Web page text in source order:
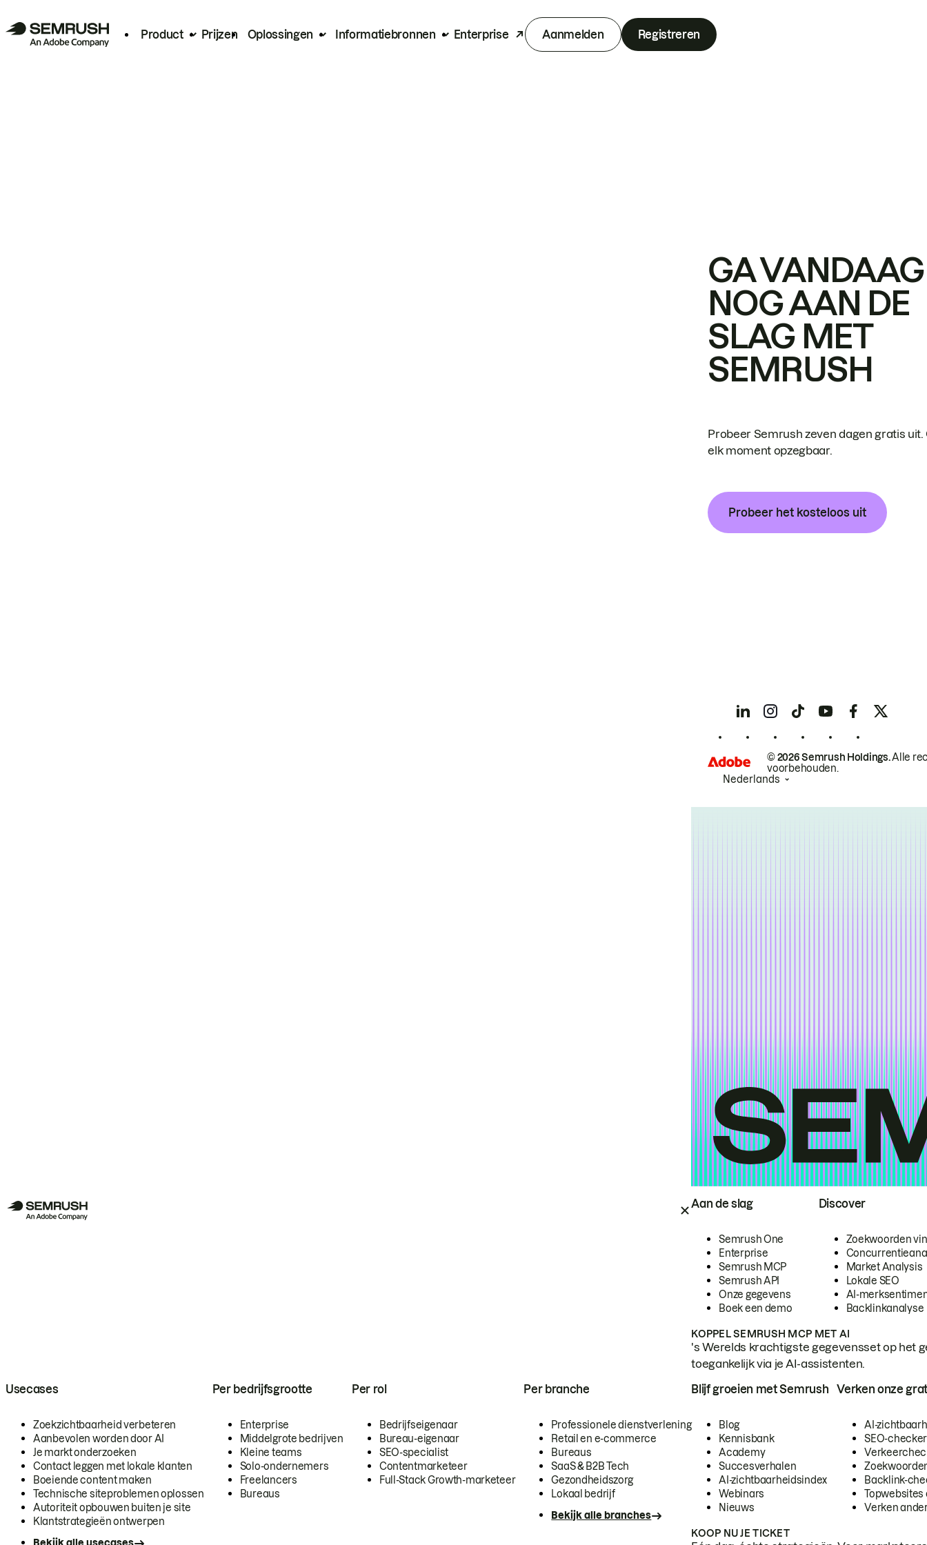
Product Prijzen Oplossingen Informatiebronnen Enterprise Aanmelden Registreren
Aan de slag
Semrush One
Enterprise
Semrush MCP
Semrush API
Onze gegevens
Boek een demo
Discover
Zoekwoorden
Market Analysis
Lokale SEO
AI-
Backlinkanalyse
KOPPEL SEMRUSH MCP MET AI
's Werelds krachtigste gegevensset op het
toegankelijk via je AI-assistenten.
Usecases
Zoekzichtbaarheid verbeteren
Aanbevolen worden door AI
Je markt onderzoeken
Contact leggen met lokale klanten
Boeiende content maken
Technische siteproblemen oplossen
Autoriteit opbouwen buiten je site
Klantstrategieën ontwerpen
Per bedrijfsgrootte
Enterprise
Middelgrote bedrijven
Kleine teams
Solo-ondernemers
Freelancers
Bureaus
Per rol
Bedrijfseigenaar
Bureau-eigenaar
SEO-specialist
Contentmarketeer
Full-Stack Growth-marketeer
Per branche
Professionele dienstverlening
Retail en e-commerce
Bureaus
SaaS & B2B Tech
Gezondheidszorg
Lokaal bedrijf
Bekijk alle branches
Blijf groeien met Semrush
Blog
Kennisbank
Academy
Succesverhalen
AI-zichtbaarheidsindex
Webinars
Nieuws
Verken onze
AI-
SEO-checker
Backlink-
Topwebsites
Verken
KOOP NU JE TICKET
GA VANDAAG
NOG AAN DE
SLAG MET
SEMRUSH
Probeer Semrush zeven dagen gratis uit.
elk moment opzegbaar.
Probeer het kosteloos uit
© 2026 Semrush Holdings.Alle
voorbehouden.
Nederlands